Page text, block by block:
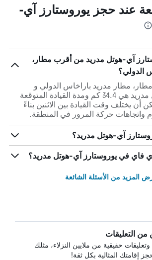
عند حجز يوروستارز آي-
آي-هوتل مدريد من أقرب مطار،
الدولي؟
مطار مدريد باراخاس الدولي و
يوروستارز آي-هوتل مدريد هي 34.4 كم ومدة القيادة المتوقعة
26د. يمكن أن يختلف وقت القيادة بين الاثنين بناءً
واتجاهات حركة المرور في المنطقة.
آي-هوتل مدريد؟
فاي في يوروستارز آي-هوتل مدريد؟
المزيد من الأسئلة الشائعة
من التعليقات
حقيقية من ملايين النزلاء، مثلك
إقامتك المثالية بكل ثقة!